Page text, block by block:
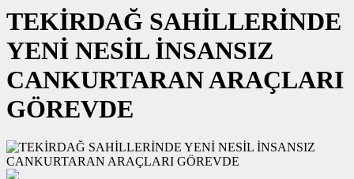
TEKİRDAĞ SAHİLLERİNDE
YENİ NESİL İNSANSIZ
CANKURTARAN ARAÇLARI
GÖREVDE